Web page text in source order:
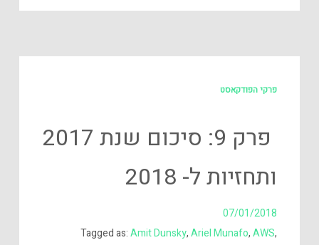
פרקי הפודקאסט
פרק 9: סיכום שנת 2017
ותחזיות ל- 2018
07/01/2018
Tagged as:Amit Dunsky,Ariel Munafo,AWS,